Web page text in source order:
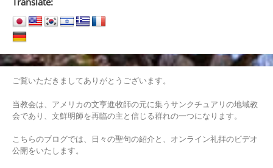
ビ
ゲ
ー
シ
ョ
ン
ご覧いただきましてありがとうございます。
当教会は、アメリカの文亨進牧師の元に集うサンクチュアリの地域教
会であり、文鮮明師を再臨の主と信じる群れの一つになります。
こちらのブログでは、日々の聖句の紹介と、オンライン礼拝のビデオ
公開をいたします。